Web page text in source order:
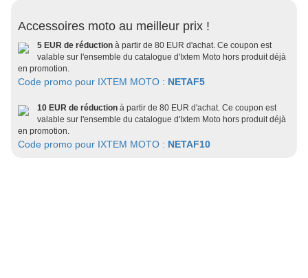
Accessoires moto au meilleur prix !
5 EUR de réduction à partir de 80 EUR d'achat. Ce coupon est
valable sur l'ensemble du catalogue d'Ixtem Moto hors produit déjà
en promotion.
Code promo pour IXTEM MOTO : NETAF5
10 EUR de réduction à partir de 80 EUR d'achat. Ce coupon est
valable sur l'ensemble du catalogue d'Ixtem Moto hors produit déjà
en promotion.
Code promo pour IXTEM MOTO : NETAF10